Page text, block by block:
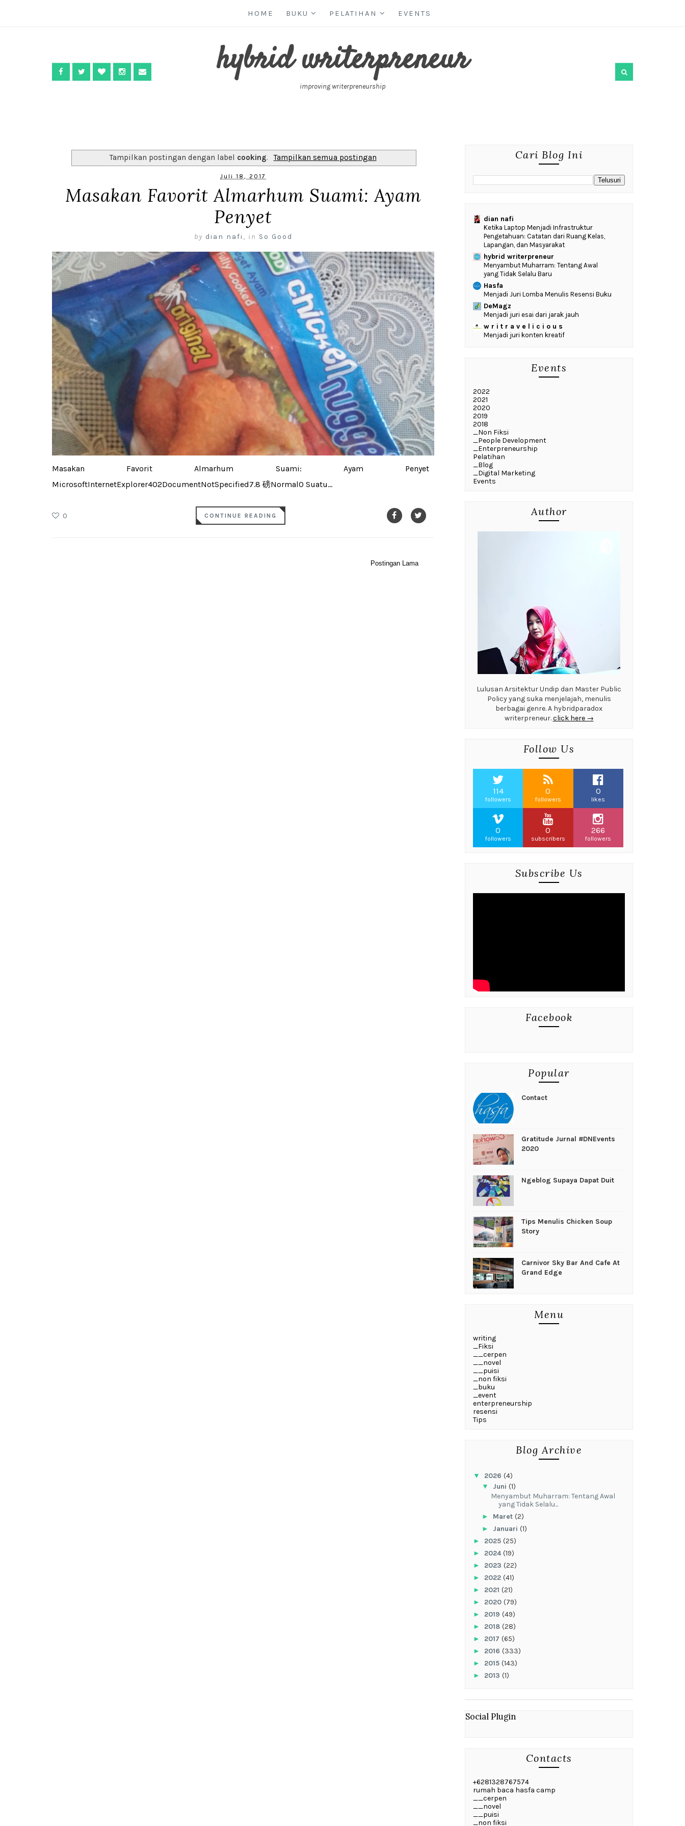
HOME BUKU PELATIHAN EVENTS
hybrid writerpreneur
improving writerpreneurship
Tampilkan postingan dengan label cooking. Tampilkan semua postingan
Juli 18, 2017
Masakan Favorit Almarhum Suami: Ayam
Penyet
by dian nafi , in So Good
Masakan Favorit Almarhum Suami: Ayam Penyet
MicrosoftInternetExplorer402DocumentNotSpecified7.8 磅Normal0 Suatu...
0 CONTINUE READING
Postingan Lama
Cari Blog Ini
dian nafi
Ketika Laptop Menjadi Infrastruktur
Pengetahuan: Catatan dari Ruang Kelas,
Lapangan, dan Masyarakat
hybrid writerpreneur
Menyambut Muharram: Tentang Awal
yang Tidak Selalu Baru
Hasfa
Menjadi Juri Lomba Menulis Resensi Buku
DeMagz
Menjadi juri esai dari jarak jauh
w r i t r a v e l i c i o u s
Menjadi juri konten kreatif
Events
2022
2021
2020
2019
2018
_Non Fiksi
_People Development
_Enterpreneurship
Pelatihan
_Blog
_Digital Marketing
Events
Author
Lulusan Arsitektur Undip dan Master Public
Policy yang suka menjelajah, menulis
berbagai genre. A hybridparadox
writerpreneur.click here →
Follow Us
114
followers
0
followers
0
likes
0
followers
0
subscribers
266
followers
Subscribe Us
Facebook
Popular
Contact
Gratitude Jurnal #DNEvents
2020
Ngeblog Supaya Dapat Duit
Tips Menulis Chicken Soup
Story
Carnivor Sky Bar And Cafe At
Grand Edge
Menu
writing
_Fiksi
__cerpen
__novel
__puisi
_non fiksi
_buku
_event
enterpreneurship
resensi
Tips
Blog Archive
▼ 2026 (4)
▼ Juni (1)
Menyambut Muharram: Tentang Awal
yang Tidak Selalu...
► Maret (2)
► Januari (1)
► 2025 (25)
► 2024(19)
► 2023 (22)
► 2022 (41)
► 2021 (21)
► 2020 (79)
► 2019 (49)
► 2018 (28)
► 2017 (65)
► 2016 (333)
► 2015 (143)
► 2013 (1)
Social Plugin
Contacts
+6281328767574
rumah baca hasfa camp
__cerpen
__novel
__puisi
_non fiksi